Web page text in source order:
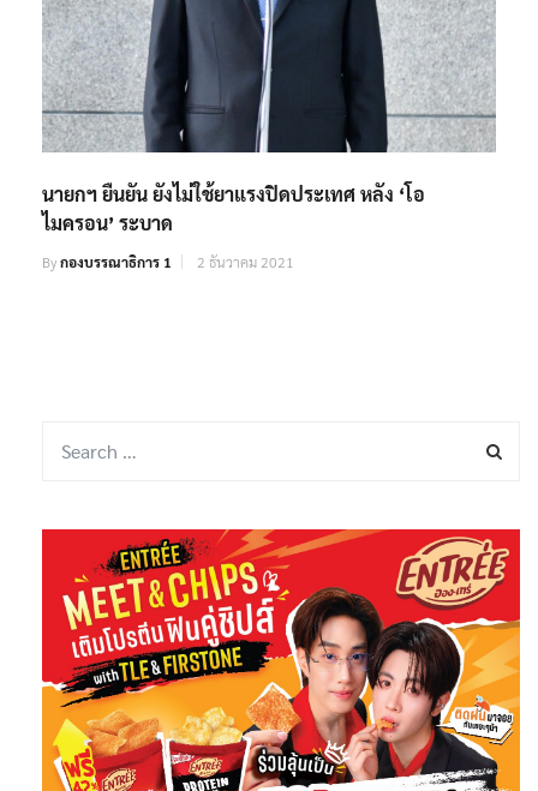
นายกฯ ยืนยัน ยังไม่ใช้ยาแรงปิดประเทศ หลัง ‘โอ
ไมครอน’ ระบาด
Byกองบรรณาธิการ 1 2 ธันวาคม 2021